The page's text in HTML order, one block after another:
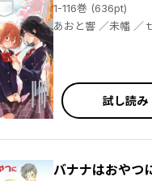
1-116巻 (636pt)
あおと響 ／未幡 ／ｔＭｎＲ ／広瀬まどか ／椋木ななつ ／竹嶋えく ／みかん氏 ／梅原うめ ／西あすか ／Ｈｉｔｏｔｏ＊ ／サブロウタ ／コダマナオコ ／merryhachi ／くずしろ ／なもり ／大沢やよい ／めの ／伊藤ハチ ／源久也 ／こるり ／黄井ぴかち ／沼地どろまる ／片倉アコ ／べにしゃけ ／くもすずめ ／後藤悠希 ／長代ルージュ ／つつい ／大宮宮美 ／七坂なな ／武川慎 ／黄井ぴかち ／雪尾ゆき ／黄井ぴかち ／トクヲツム ／ひそな ／岩見樹代子 ／土室圭 ／たねこ ／みもと
試し読み
バナナはおやつ